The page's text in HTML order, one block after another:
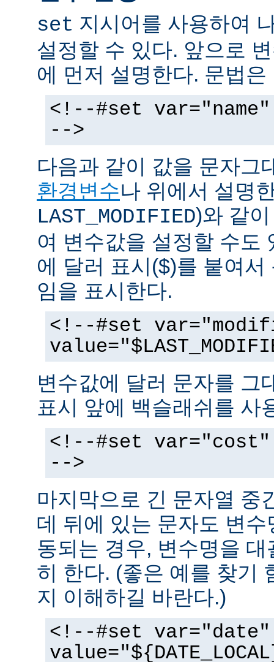
set 지시어를 사용하여
설정할 수 있다. 앞으로
에 먼저 설명한다. 문법은
<!--#set
-->
다음과 같이 값을 문자그
환경변수나 위에서 설명
LAST_MODIFIED)와 같
여 변수값을 설정할 수도
에 달러 표시($)를 붙여
임을 표시한다.
<!--#set
변수값에 달러 문자를 그
표시 앞에 백슬래쉬를 사
<!--#set var="cost"
-->
마지막으로 긴 문자열 중
데 뒤에 있는 문자도 변
동되는 경우, 변수명을
히 한다. (좋은 예를 찾기
지 이해하길 바란다.)
<!--#set var="date"